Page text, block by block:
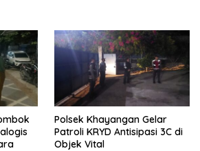
Polsek Khayangan Gelar
Patroli KRYD Antisipasi 3C di
Objek Vital